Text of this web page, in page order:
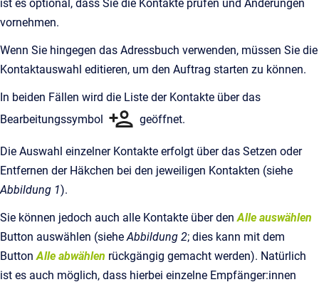
ist es optional, dass Sie die Kontakte prüfen und Änderungen
vornehmen.
Wenn Sie hingegen das Adressbuch verwenden, müssen Sie die
Kontaktauswahl editieren, um den Auftrag starten zu können.
In beiden Fällen wird die Liste der Kontakte über das
Bearbeitungssymbol
geöffnet.
Die Auswahl einzelner Kontakte erfolgt über das Setzen oder
Entfernen der Häkchen bei den jeweiligen Kontakten (siehe
Abbildung 1).
Sie können jedoch auch alle Kontakte über denAlle auswählen
Button auswählen (sieheAbbildung 2; dies kann mit dem
ButtonAlle abwählen rückgängig gemacht werden). Natürlich
ist es auch möglich, dass hierbei einzelne Empfänger:innen